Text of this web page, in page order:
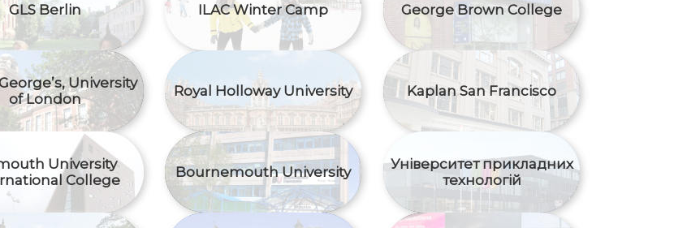
GLS Berlin ILAC Winter Camp George Brown College
University
of London
Royal Holloway University Kaplan San Francisco
University
College
Bournemouth University
Університет прикладних
технологій